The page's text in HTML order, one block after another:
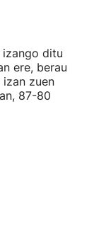
ditu
ere, berau
zuen
87-80